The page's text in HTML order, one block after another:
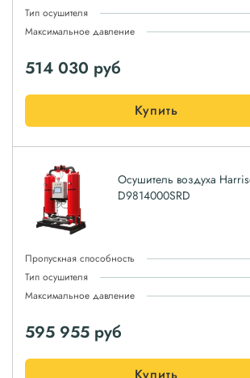
Тип осушителя
Максимальное давление
514 030 руб
Купить
Осушитель воздуха
D9814000SRD
Пропускная способность
Тип осушителя
Максимальное давление
595 955 руб